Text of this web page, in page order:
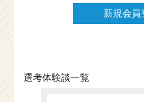
r）新規会員
選考体験談一覧